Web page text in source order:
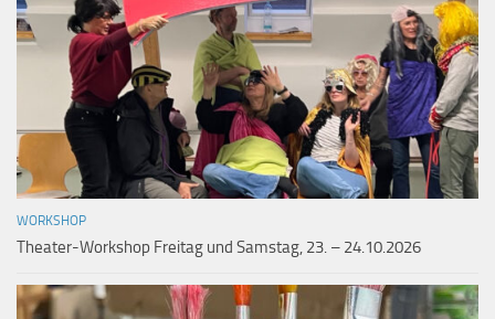
WORKSHOP
Theater-Workshop Freitag und Samstag, 23. – 24.10.2026